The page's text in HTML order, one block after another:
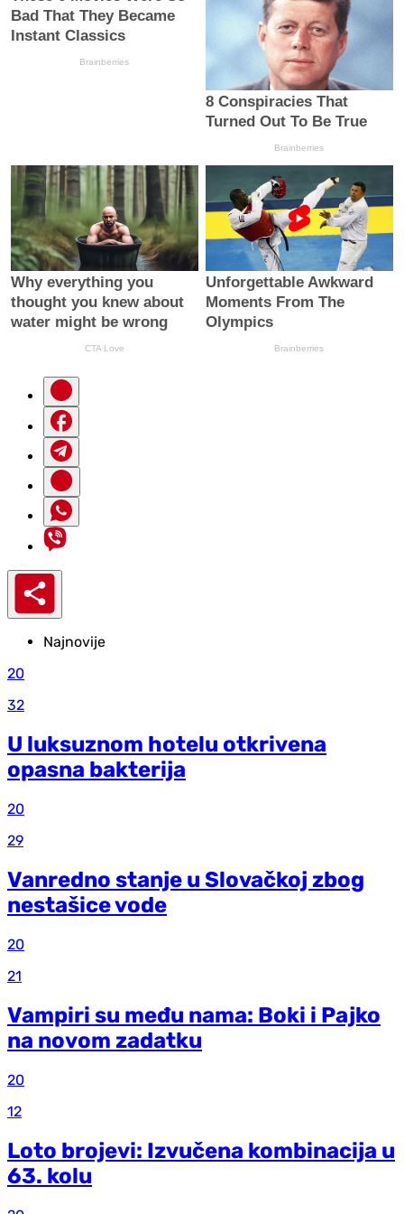
Najnovije
20
32
U luksuznom hotelu otkrivena
opasna bakterija
20
29
Vanredno stanje u Slovačkoj zbog
nestašice vode
20
21
Vampiri su među nama: Boki i Pajko
na novom zadatku
20
12
Loto brojevi: Izvučena kombinacija u
63. kolu